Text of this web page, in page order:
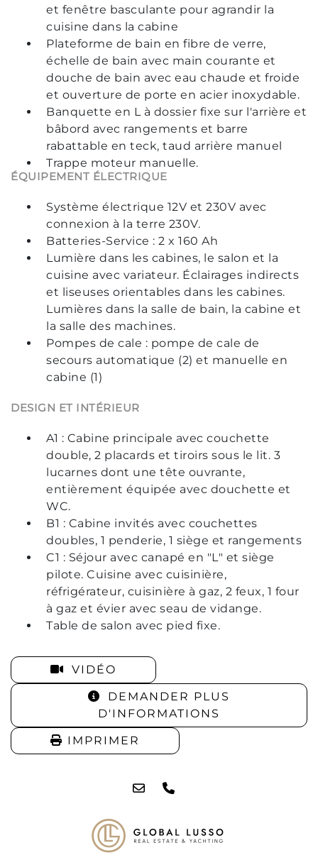
et fenêtre basculante pour agrandir la
cuisine dans la cabine
Plateforme de bain en fibre de verre,
échelle de bain avec main courante et
douche de bain avec eau chaude et froide
et ouverture de porte en acier inoxydable.
Banquette en L à dossier fixe sur l'arrière et
bâbord avec rangements et barre
rabattable en teck, taud arrière manuel
Trappe moteur manuelle.
ÉQUIPEMENT ÉLECTRIQUE
Système électrique 12V et 230V avec
connexion à la terre 230V.
Batteries-Service : 2 x 160 Ah
Lumière dans les cabines, le salon et la
cuisine avec variateur. Éclairages indirects
et liseuses orientables dans les cabines.
Lumières dans la salle de bain, la cabine et
la salle des machines.
Pompes de cale : pompe de cale de
secours automatique (2) et manuelle en
cabine (1)
DESIGN ET INTÉRIEUR
A1 : Cabine principale avec couchette
double, 2 placards et tiroirs sous le lit. 3
lucarnes dont une tête ouvrante,
entièrement équipée avec douchette et
WC.
B1 : Cabine invités avec couchettes
doubles, 1 penderie, 1 siège et rangements
C1 : Séjour avec canapé en "L" et siège
pilote. Cuisine avec cuisinière,
réfrigérateur, cuisinière à gaz, 2 feux, 1 four
à gaz et évier avec seau de vidange.
Table de salon avec pied fixe.
VIDÉO
DEMANDER PLUS
D'INFORMATIONS
IMPRIMER